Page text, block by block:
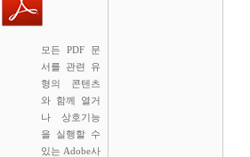
모든 PDF 문
서를 관련 유
형의 콘텐츠
와 함께 열거
나 상호기능
을 실행할 수
있는 Adobe사